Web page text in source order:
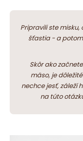
Pripravili ste
šťastia - a
Skôr ako
mäso, je
nechce jesť, záleží
na túto
o
j